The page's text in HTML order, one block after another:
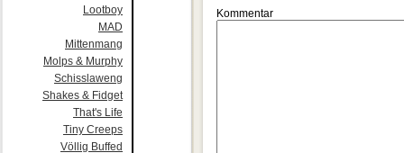
Lootboy
MAD
Mittenmang
Molps & Murphy
Schisslaweng
Shakes & Fidget
That's Life
Tiny Creeps
Völlig Buffed
Kommentar